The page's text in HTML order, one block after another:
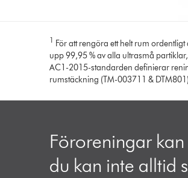
1 För att rengöra ett helt rum
upp 99,95 % av alla ultrasmå
AC1-2015-standarden definierar
rumstäckning (TM-003711 &
Föroreningar
du kan inte alltid